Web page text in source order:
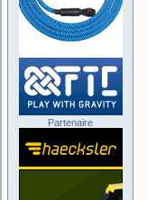
Partenaire